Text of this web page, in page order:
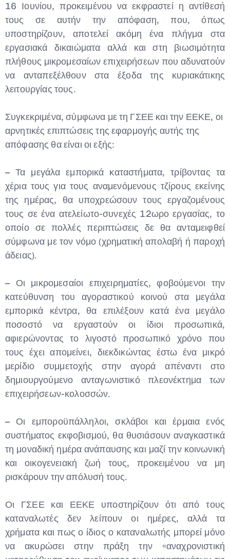
16 Ιουνίου, προκειμένου να εκφραστεί η αντίθεσή
τους σε αυτήν την απόφαση, που, όπως
υποστηρίζουν, αποτελεί ακόμη ένα πλήγμα στα
εργασιακά δικαιώματα αλλά και στη βιωσιμότητα
πλήθους μικρομεσαίων επιχειρήσεων που αδυνατούν
να ανταπεξέλθουν στα έξοδα της κυριακάτικης
λειτουργίας τους.
Συγκεκριμένα, σύμφωνα με τη ΓΣΕΕ και την ΕΕΚΕ, οι
αρνητικές επιπτώσεις της εφαρμογής αυτής της
απόφασης θα είναι οι εξής:
– Τα μεγάλα εμπορικά καταστήματα, τρίβοντας τα
χέρια τους για τους αναμενόμενους τζίρους εκείνης
της ημέρας, θα υποχρεώσουν τους εργαζομένους
τους σε ένα ατελείωτο-συνεχές 12ωρο εργασίας, το
οποίο σε πολλές περιπτώσεις δε θα ανταμειφθεί
σύμφωνα με τον νόμο (χρηματική απολαβή ή παροχή
άδειας).
– Οι μικρομεσαίοι επιχειρηματίες, φοβούμενοι την
κατεύθυνση του αγοραστικού κοινού στα μεγάλα
εμπορικά κέντρα, θα επιλέξουν κατά ένα μεγάλο
ποσοστό να εργαστούν οι ίδιοι προσωπικά,
αφιερώνοντας το λιγοστό προσωπικό χρόνο που
τους έχει απομείνει, διεκδικώντας έστω ένα μικρό
μερίδιο συμμετοχής στην αγορά απέναντι στο
δημιουργούμενο ανταγωνιστικό πλεονέκτημα των
επιχειρήσεων-κολοσσών.
– Οι εμποροϋπάλληλοι, σκλάβοι και έρμαια ενός
συστήματος εκφοβισμού, θα θυσιάσουν αναγκαστικά
τη μοναδική ημέρα ανάπαυσης και μαζί την κοινωνική
και οικογενειακή ζωή τους, προκειμένου να μη
ρισκάρουν την απόλυσή τους.
Οι ΓΣΕΕ και ΕΕΚΕ υποστηρίζουν ότι από τους
καταναλωτές δεν λείπουν οι ημέρες, αλλά τα
χρήματα και πως ο ίδιος ο καταναλωτής μπορεί μόνο
να ακυρώσει στην πράξη την «αναχρονιστική